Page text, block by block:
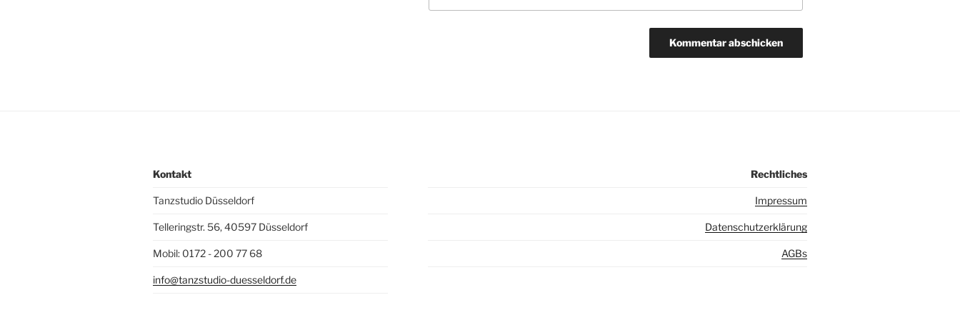
Kontakt
Tanzstudio Düsseldorf
Telleringstr. 56, 40597 Düsseldorf
Mobil: 0172 - 200 77 68
info@tanzstudio-duesseldorf.de
Rechtliches
Impressum
Datenschutzerklärung
AGBs